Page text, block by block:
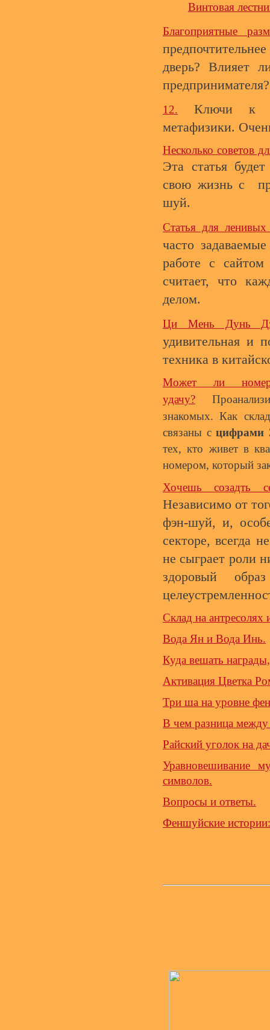
Винтовая
Благоприятные
дверь? Влияет
предпринимателя?
12.
Ключи к
метафизики.
Несколько советов
Эта статья
свою жизнь с
шуй.
Статья для
часто
работе с
считает, что
делом.
Ци Мень Дунь
удивительная и
техника в
Может ли
удачу?
знакомых.Как
связаны сцифрами
тех, кто живет в
номером, который
Хочешь созадть
Независимо от
фэн-шуй, и,
секторе, всегда
не сыграет роли
здоровый
Склад на антресолях
Вода Ян и Вода Инь.
Куда вешать
Активация Цветка
Три ша на уровне
В чем разница между
Райский уголок на
Уравновешивание
символов.
Вопросы и ответы.
Феншуйские